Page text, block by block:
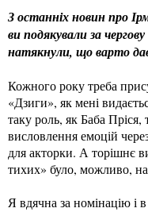
З останніх новин про
ви подякували за
натякнули, що варто
Кожного року треба
«Дзиги», як мені
таку роль, як Баба
висловлення емоцій
для акторки. А торішнє
тихих» було, можливо,
Я вдячна за номінацію і